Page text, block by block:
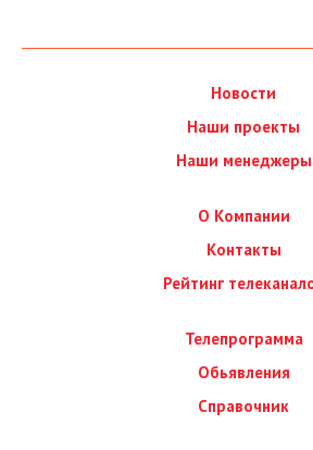
Новости
Наши проекты
Наши менеджеры
О Компании
Контакты
Рейтинг
Телепрограмма
Обьявления
Справочник